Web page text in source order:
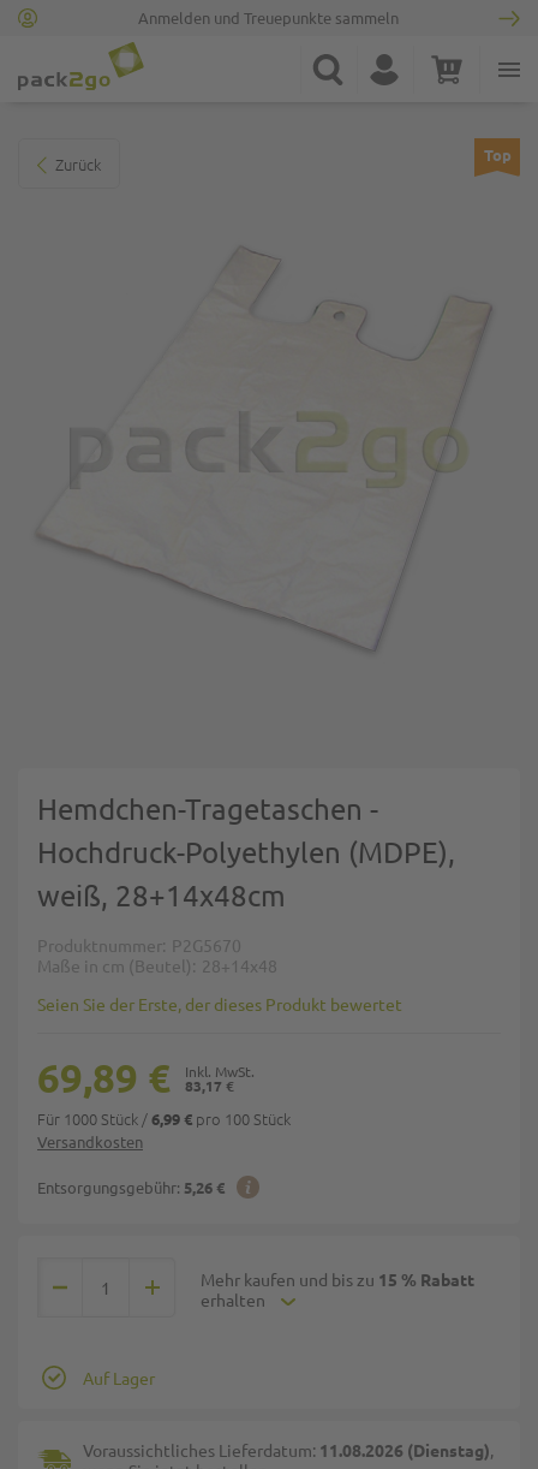
Anmelden und Treuepunkte sammeln
Suche Konto Warenkorb
Zurück Top
Hemdchen-Tragetaschen -
Hochdruck-Polyethylen (MDPE),
weiß, 28+14x48cm
Produktnummer P2G5670
Maße in cm (Beutel)
28+14x48
Seien Sie der Erste, der dieses Produkt bewertet
Versandkosten
Entsorgungsgebühr: 5,26 €
83,17 €
69,89 €
Für 1000 Stück /6,99 € pro 100 Stück
Mehr kaufen und bis zu 15 % Rabatt
erhalten
Auf Lager
Voraussichtliches Lieferdatum: 11.08.2026 (Dienstag),